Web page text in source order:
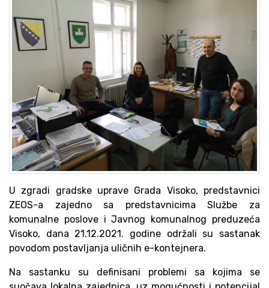
U zgradi gradske uprave Grada Visoko, predstavnici
ZEOS-a zajedno sa predstavnicima Službe za
komunalne poslove i Javnog komunalnog preduzeća
Visoko, dana 21.12.2021. godine održali su sastanak
povodom postavljanja uličnih e-kontejnera.
Na sastanku su definisani problemi sa kojima se